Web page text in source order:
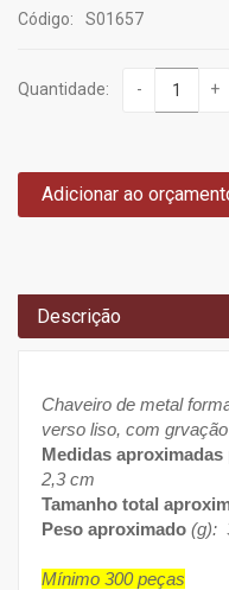
Código: S01657
Quantidade: - +
Adicionar ao
Descrição
Chaveiro de metal
verso liso, com
Medidas aproximadas
2,3 cm
Tamanho total
Peso aproximado (g):
Mínimo 300 peças